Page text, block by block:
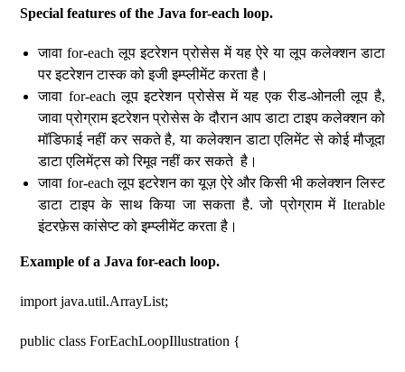
Special features of the Java for-each loop.
जावा for-each लूप इटरेशन प्रोसेस में यह ऐरे या लूप कलेक्शन डाटा
पर इटरेशन टास्क को इजी इम्प्लीमेंट करता है।
जावा for-each लूप इटरेशन प्रोसेस में यह एक रीड-ओनली लूप है,
जावा प्रोग्राम इटरेशन प्रोसेस के दौरान आप डाटा टाइप कलेक्शन को
मॉडिफाई नहीं कर सकते है, या कलेक्शन डाटा एलिमेंट से कोई मौजूदा
डाटा एलिमेंट्स को रिमूव नहीं कर सकते है।
जावा for-each लूप इटरेशन का यूज़ ऐरे और किसी भी कलेक्शन लिस्ट
डाटा टाइप के साथ किया जा सकता है. जो प्रोग्राम में Iterable
इंटरफ़ेस कांसेप्ट को इम्प्लीमेंट करता है।
Example of a Java for-each loop.
import java.util.ArrayList;
public class ForEachLoopIllustration {